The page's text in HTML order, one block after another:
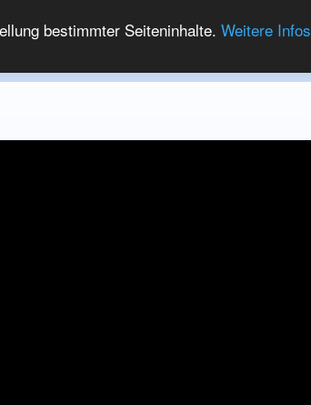
bestimmter Seiteninhalte. Weitere Infos